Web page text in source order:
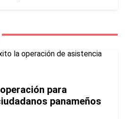
para
panameños